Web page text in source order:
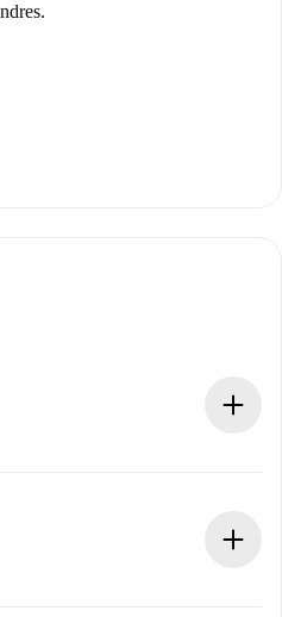
necesaria por adelantado.